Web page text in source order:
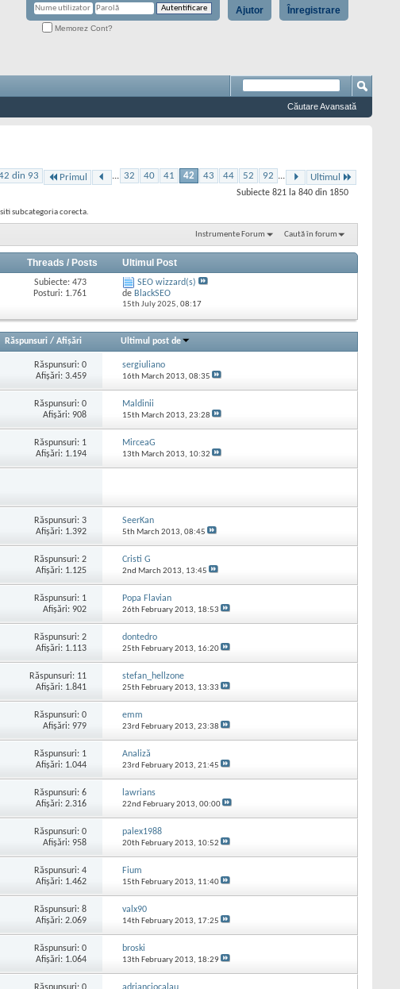
Înregistrare
Ajutor
Memorez Cont?
Căutare Avansată
din 93 Primul ... 32 40 41 42 43 44 52 92 ... Ultimul
Subiecte 821 la 840 din 1850
subcategoria corecta.
Instrumente Forum Caută în forum
Threads / Posts Ultimul Post
Subiecte: 473
Posturi: 1.761
SEO wizzard(s)
de BlackSEO
15th July 2025, 08:17
Răspunsuri/ Afişări Ultimul post de
Răspunsuri:0
Afişări: 3.459
sergiuliano
16th March 2013, 08:35
Răspunsuri:0
Afişări: 908
Maldinii
15th March 2013, 23:28
Răspunsuri: 1
Afişări: 1.194
MirceaG
13th March 2013, 10:32
Răspunsuri:3
Afişări: 1.392
SeerKan
5th March 2013, 08:45
Răspunsuri:2
Afişări: 1.125
Cristi G
2nd March 2013, 13:45
Răspunsuri: 1
Afişări: 902
Popa Flavian
26th February 2013, 18:53
Răspunsuri:2
Afişări: 1.113
dontedro
25th February 2013, 16:20
Răspunsuri: 11
Afişări: 1.841
stefan_hellzone
25th February 2013, 13:33
Răspunsuri:0
Afişări: 979
emm
23rd February 2013, 23:38
Răspunsuri: 1
Afişări: 1.044
Analiză
23rd February 2013, 21:45
Răspunsuri:6
Afişări: 2.316
lawrians
22nd February 2013, 00:00
Răspunsuri:0
Afişări: 958
palex1988
20th February 2013, 10:52
Răspunsuri:4
Afişări: 1.462
Fium
15th February 2013, 11:40
Răspunsuri:8
Afişări: 2.069
valx90
14th February 2013, 17:25
Răspunsuri:0
Afişări: 1.064
broski
13th February 2013, 18:29